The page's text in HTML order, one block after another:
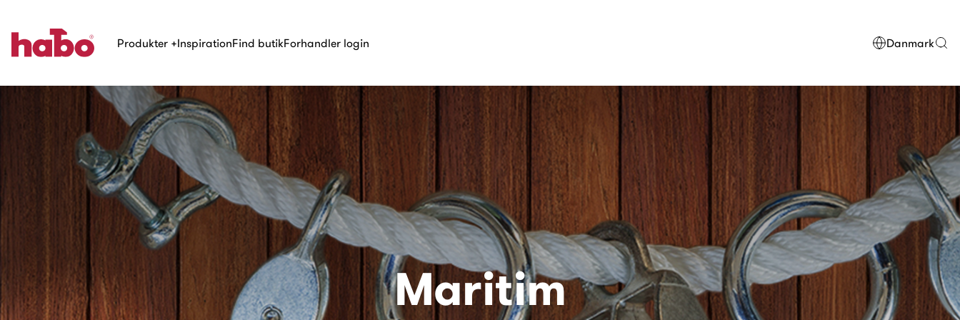
Produkter +InspirationFind butikForhandler login Danmark
Maritim